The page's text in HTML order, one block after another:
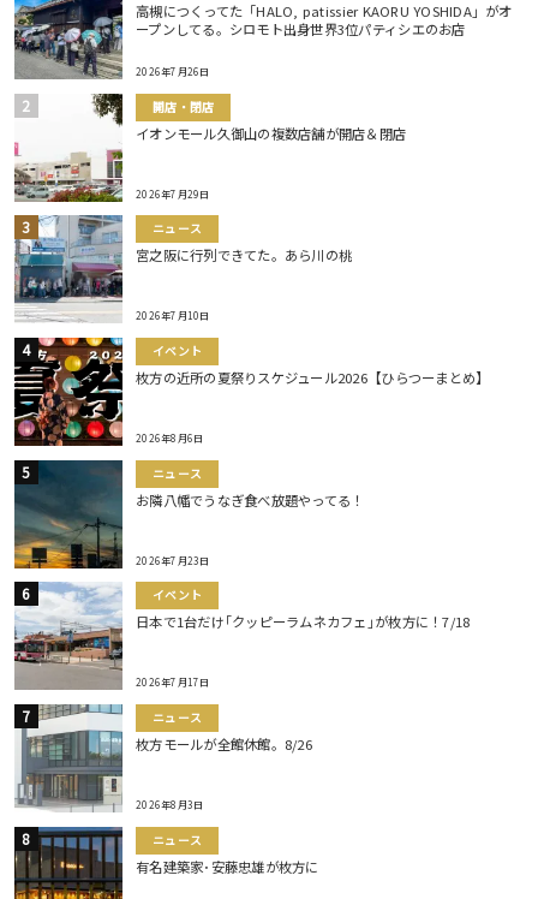
高槻につくってた「HALO, patissier KAORU YOSHIDA」がオ
ープンしてる。シロモト出身世界3位パティシエのお店
2026年7月26日
開店・閉店
イオンモール久御山の複数店舗が開店＆閉店
2026年7月29日
ニュース
宮之阪に行列できてた。あら川の桃
2026年7月10日
イベント
枚方の近所の夏祭りスケジュール2026【ひらつーまとめ】
2026年8月6日
ニュース
お隣八幡でうなぎ食べ放題やってる！
2026年7月23日
イベント
日本で1台だけ｢クッピーラムネカフェ｣が枚方に！7/18
2026年7月17日
ニュース
枚方モールが全館休館。8/26
2026年8月3日
ニュース
有名建築家･安藤忠雄が枚方に